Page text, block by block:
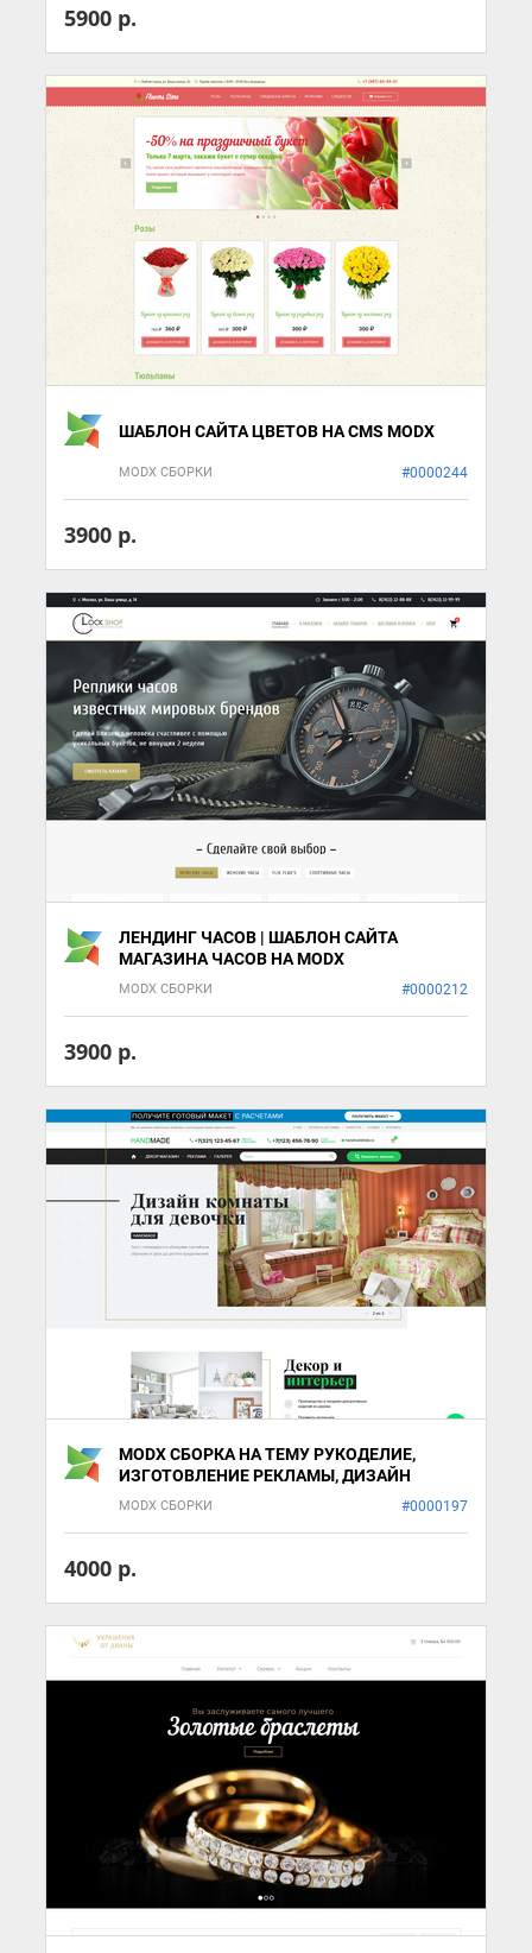
5900 р.
ШАБЛОН САЙТА ЦВЕТОВ НА CMS MODX
MODX СБОРКИ #0000244
3900 р.
ЛЕНДИНГ ЧАСОВ | ШАБЛОН САЙТА
МАГАЗИНА ЧАСОВ НА MODX
MODX СБОРКИ #0000212
3900 р.
MODX СБОРКА НА ТЕМУ РУКОДЕЛИЕ,
ИЗГОТОВЛЕНИЕ РЕКЛАМЫ, ДИЗАЙН
MODX СБОРКИ #0000197
4000 р.